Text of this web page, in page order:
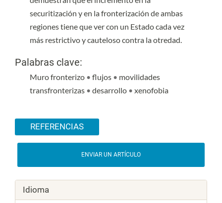
securitización y en la fronterización de ambas
regiones tiene que ver con un Estado cada vez
más restrictivo y cauteloso contra la otredad.
Palabras clave:
Muro fronterizo • flujos • movilidades
transfronterizas • desarrollo • xenofobia
REFERENCIAS
ENVIAR UN ARTÍCULO
Idioma